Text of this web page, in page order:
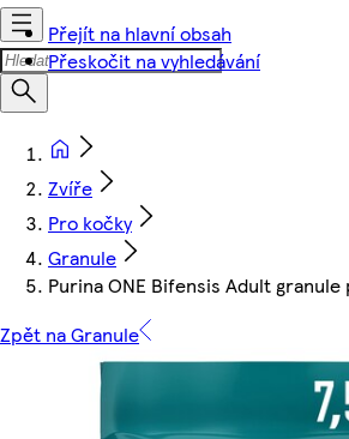
Přejít na hlavní obsah
Přeskočit na vyhledávání
Zvíře
Pro kočky
Granule
Purina ONE Bifensis Adult
Zpět na Granule